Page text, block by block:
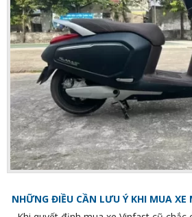
NHỮNG ĐIỀU CẦN LƯU Ý KHI MUA XE